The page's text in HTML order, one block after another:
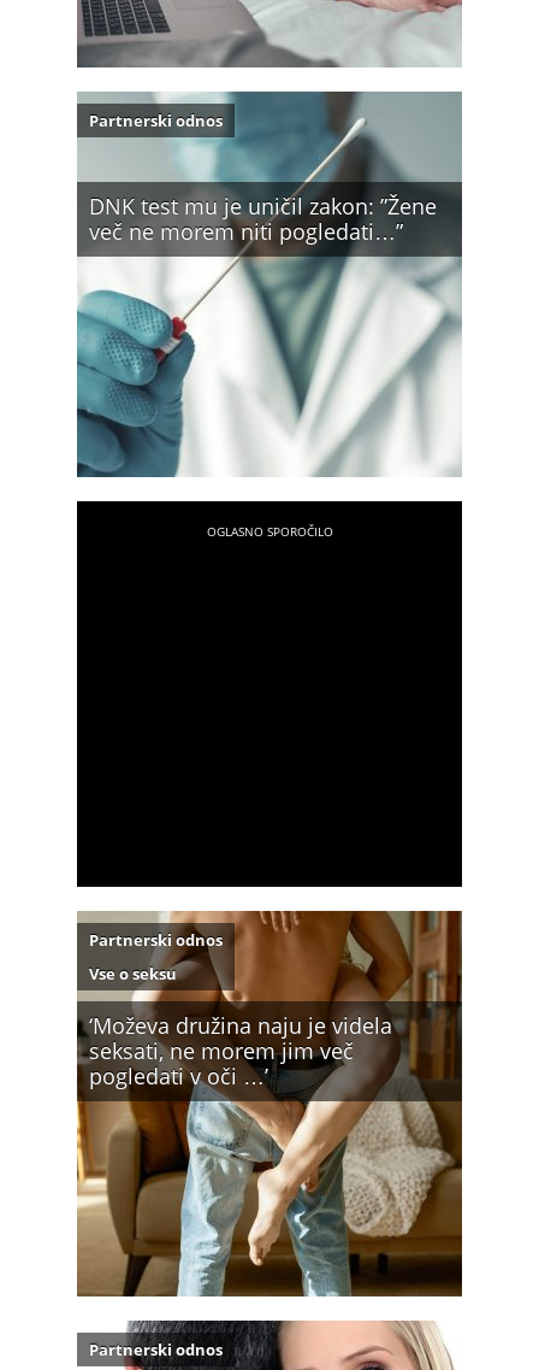
DNK test mu je uničil zakon: ”Žene
več ne morem niti pogledati…”
Partnerski odnos
‘Moževa družina naju je videla
seksati, ne morem jim več
pogledati v oči …’
Partnerski odnos
Vse o seksu
Partnerski odnos